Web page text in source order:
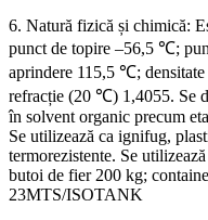
6. Natură fizică și chimică:
punct de topire –56,5 ℃;
aprindere 115,5 ℃;
refracție (20 ℃) ​​1,4055. Se
în solvent organic precum
Se utilizează ca ignifug,
termorezistente. Se
butoi de fier 200 kg;
23MTS/ISOTANK